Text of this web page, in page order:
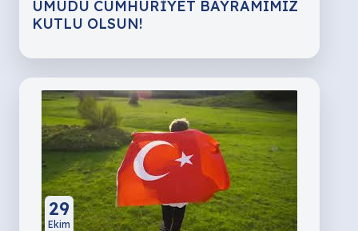
UMUDU CUMHURİYET BAYRAMIMIZ
KUTLU OLSUN!
29
Ekim